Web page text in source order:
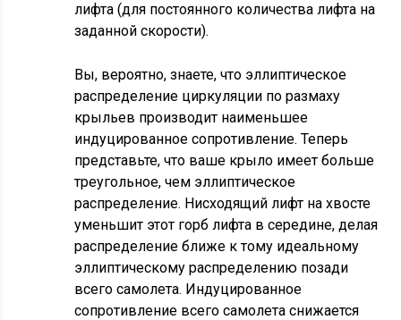
лифта (для постоянного количества лифта на
заданной скорости).
Вы, вероятно, знаете, что эллиптическое
распределение циркуляции по размаху
крыльев производит наименьшее
индуцированное сопротивление. Теперь
представьте, что ваше крыло имеет больше
треугольное, чем эллиптическое
распределение. Нисходящий лифт на хвосте
уменьшит этот горб лифта в середине, делая
распределение ближе к тому идеальному
эллиптическому распределению позади
всего самолета. Индуцированное
сопротивление всего самолета снижается